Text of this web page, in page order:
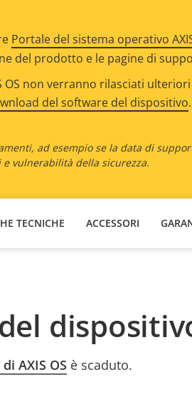
Portale del sistema operativo
del prodotto e le pagine di
non verranno rilasciati
del software del dispositivo.
ad esempio se la data di
vulnerabilità della sicurezza.
TECNICHE ACCESSORI
AXIS OS è scaduto.